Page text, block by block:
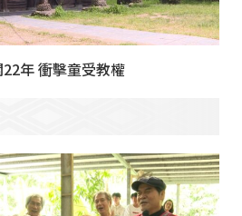
年 衝擊童受教權